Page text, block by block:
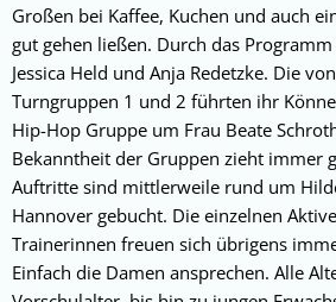
Großen bei Kaffee, Kuchen und auch
gut gehen ließen. Durch das
Jessica Held und Anja Redetzke. Die
Turngruppen 1 und 2 führten ihr
Hip-Hop Gruppe um Frau Beate
Bekanntheit der Gruppen zieht immer
Auftritte sind mittlerweile rund um
Hannover gebucht. Die einzelnen
Trainerinnen freuen sich übrigens
Einfach die Damen ansprechen. Alle